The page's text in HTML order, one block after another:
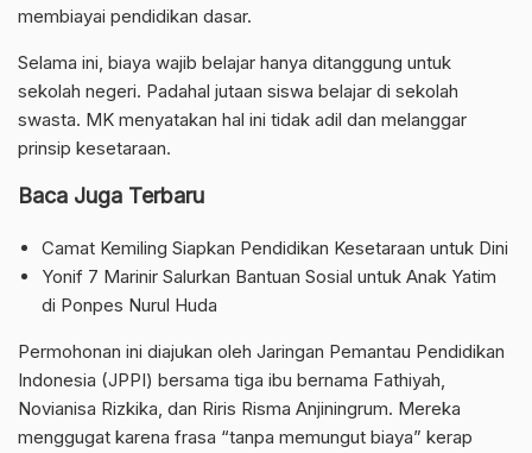
membiayai pendidikan dasar.
Selama ini, biaya wajib belajar hanya ditanggung untuk
sekolah negeri. Padahal jutaan siswa belajar di sekolah
swasta. MK menyatakan hal ini tidak adil dan melanggar
prinsip kesetaraan.
Baca Juga Terbaru
Camat Kemiling Siapkan Pendidikan Kesetaraan untuk Dini
Yonif 7 Marinir Salurkan Bantuan Sosial untuk Anak Yatim
di Ponpes Nurul Huda
Permohonan ini diajukan oleh Jaringan Pemantau Pendidikan
Indonesia (JPPI) bersama tiga ibu bernama Fathiyah,
Novianisa Rizkika, dan Riris Risma Anjiningrum. Mereka
menggugat karena frasa “tanpa memungut biaya” kerap